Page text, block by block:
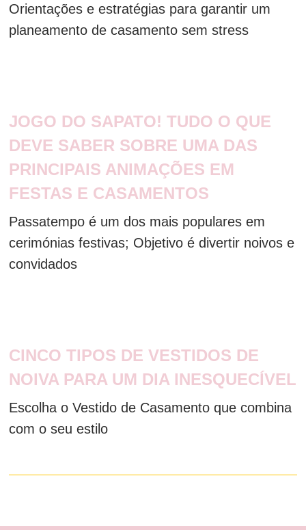
Orientações e estratégias para garantir um
planeamento de casamento sem stress
JOGO DO SAPATO! TUDO O QUE
DEVE SABER SOBRE UMA DAS
PRINCIPAIS ANIMAÇÕES EM
FESTAS E CASAMENTOS
Passatempo é um dos mais populares em
cerimónias festivas; Objetivo é divertir noivos e
convidados
CINCO TIPOS DE VESTIDOS DE
NOIVA PARA UM DIA INESQUECÍVEL
Escolha o Vestido de Casamento que combina
com o seu estilo